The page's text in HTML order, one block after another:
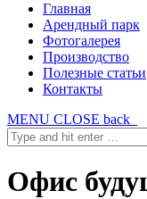
Главная
Арендный парк
Фотогалерея
Производство
Полезные статьи
Контакты
MENU CLOSE back
Офис